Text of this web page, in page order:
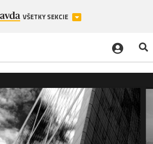
VŠETKY SEKCIE